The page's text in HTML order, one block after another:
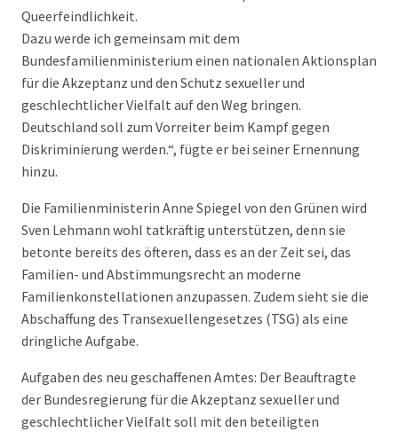
Queerfeindlichkeit.
Dazu werde ich gemeinsam mit dem
Bundesfamilienministerium einen nationalen Aktionsplan
für die Akzeptanz und den Schutz sexueller und
geschlechtlicher Vielfalt auf den Weg bringen.
Deutschland soll zum Vorreiter beim Kampf gegen
Diskriminierung werden.“, fügte er bei seiner Ernennung
hinzu.
Die Familienministerin Anne Spiegel von den Grünen wird
Sven Lehmann wohl tatkräftig unterstützen, denn sie
betonte bereits des öfteren, dass es an der Zeit sei, das
Familien- und Abstimmungsrecht an moderne
Familienkonstellationen anzupassen. Zudem sieht sie die
Abschaffung des Transexuellengesetzes (TSG) als eine
dringliche Aufgabe.
Aufgaben des neu geschaffenen Amtes: Der Beauftragte
der Bundesregierung für die Akzeptanz sexueller und
geschlechtlicher Vielfalt soll mit den beteiligten